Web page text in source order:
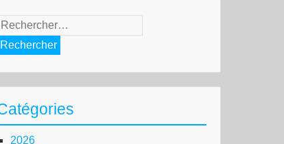
Rechercher :
2026